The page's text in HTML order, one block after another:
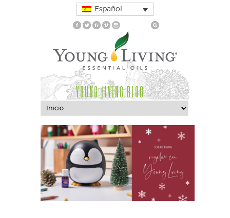
Español
YOUNG LIVING BLOG